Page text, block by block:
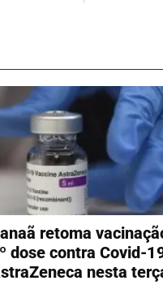
retoma
dose contra Covid-
nesta